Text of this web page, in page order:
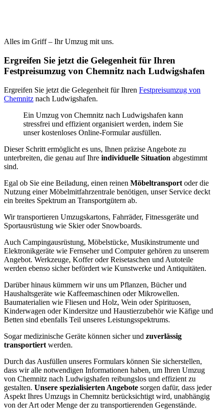
Alles im Griff – Ihr Umzug mit uns.
Ergreifen Sie jetzt die Gelegenheit für Ihren
Festpreisumzug von Chemnitz nach Ludwigshafen
Ergreifen Sie jetzt die Gelegenheit für Ihren Festpreisumzug von
Chemnitz nach Ludwigshafen.
Ein Umzug von Chemnitz nach Ludwigshafen kann
stressfrei und effizient organisiert werden, indem Sie
unser kostenloses Online-Formular ausfüllen.
Dieser Schritt ermöglicht es uns, Ihnen präzise Angebote zu
unterbreiten, die genau auf Ihre individuelle Situation abgestimmt
sind.
Egal ob Sie eine Beiladung, einen reinen Möbeltransport oder die
Nutzung einer Möbelmitfahrzentrale benötigen, unser Service deckt
ein breites Spektrum an Transportgütern ab.
Wir transportieren Umzugskartons, Fahrräder, Fitnessgeräte und
Sportausrüstung wie Skier oder Snowboards.
Auch Campingausrüstung, Möbelstücke, Musikinstrumente und
Elektronikgeräte wie Fernseher und Computer gehören zu unserem
Angebot. Werkzeuge, Koffer oder Reisetaschen und Autoteile
werden ebenso sicher befördert wie Kunstwerke und Antiquitäten.
Darüber hinaus kümmern wir uns um Pflanzen, Bücher und
Haushaltsgeräte wie Kaffeemaschinen oder Mikrowellen.
Baumaterialien wie Fliesen und Holz, Wein oder Spirituosen,
Kinderwagen oder Kindersitze und Haustierzubehör wie Käfige und
Betten sind ebenfalls Teil unseres Leistungsspektrums.
Sogar medizinische Geräte können sicher und zuverlässig
transportiert werden.
Durch das Ausfüllen unseres Formulars können Sie sicherstellen,
dass wir alle notwendigen Informationen haben, um Ihren Umzug
von Chemnitz nach Ludwigshafen reibungslos und effizient zu
gestalten. Unsere spezialisierten Angebote sorgen dafür, dass jeder
Aspekt Ihres Umzugs in Chemnitz berücksichtigt wird, unabhängig
von der Art oder Menge der zu transportierenden Gegenstände.